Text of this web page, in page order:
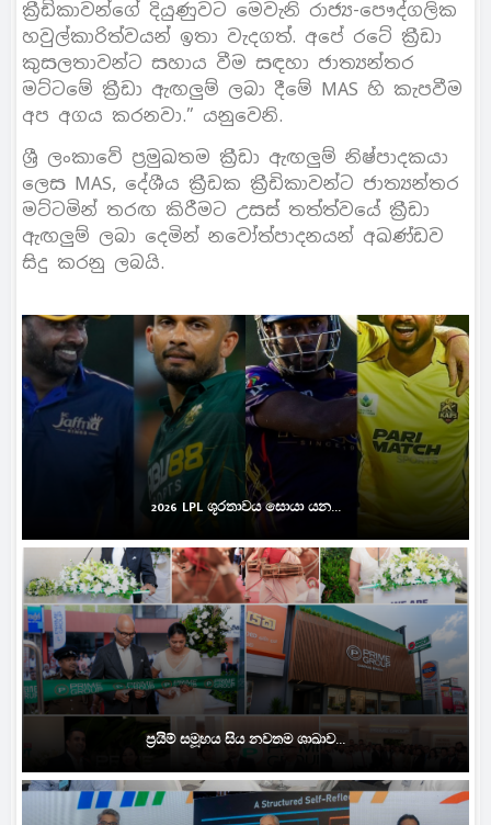
ක්‍රීඩිකාවන්ගේ දියුණුවට මෙවැනි රාජ්‍ය-පෞද්ගලික
හවුල්කාරිත්වයන් ඉතා වැදගත්. අපේ රටේ ක්‍රීඩා
කුසලතාවන්ට සහාය වීම සඳහා ජාත්‍යන්තර
මට්ටමේ ක්‍රීඩා ඇඟලුම් ලබා දීමේ MAS හි කැපවීම
අප අගය කරනවා.” යනුවෙනි.
ශ්‍රී ලංකාවේ ප්‍රමුඛතම ක්‍රීඩා ඇඟලුම් නිෂ්පාදකයා
ලෙස MAS, දේශීය ක්‍රීඩක ක්‍රීඩිකාවන්ට ජාත්‍යන්තර
මට්ටමින් තරඟ කිරීමට උසස් තත්ත්වයේ ක්‍රීඩා
ඇඟලුම් ලබා දෙමින් නවෝත්පාදනයන් අඛණ්ඩව
සිදු කරනු ලබයි.
2026 LPL ශූරතාවය සොයා යන...
ප්‍රයිම් සමූහය සිය නවතම ශාඛාව...